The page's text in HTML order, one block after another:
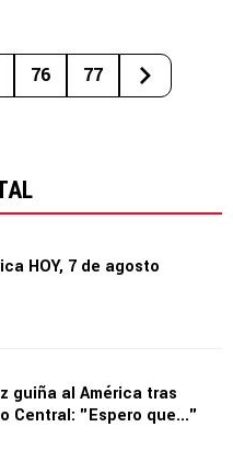
76 77
HOY, 7 de agosto
guiña al América tras
Central: "Espero que..."